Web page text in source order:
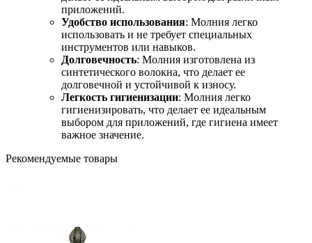
приложений.
Удобство использования: Молния легко
использовать и не требует специальных
инструментов или навыков.
Долговечность: Молния изготовлена из
синтетического волокна, что делает ее
долговечной и устойчивой к износу.
Легкость гигиенизации: Молния легко
гигиенизировать, что делает ее идеальным
выбором для приложений, где гигиена имеет
важное значение.
Рекомендуемые товары